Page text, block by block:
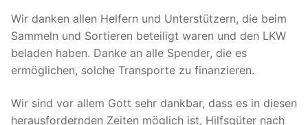
Wir danken allen Helfern und Unterstützern, die beim
Sammeln und Sortieren beteiligt waren und den LKW
beladen haben. Danke an alle Spender, die es
ermöglichen, solche Transporte zu finanzieren.
Wir sind vor allem Gott sehr dankbar, dass es in diesen
herausfordernden Zeiten möglich ist, Hilfsgüter nach